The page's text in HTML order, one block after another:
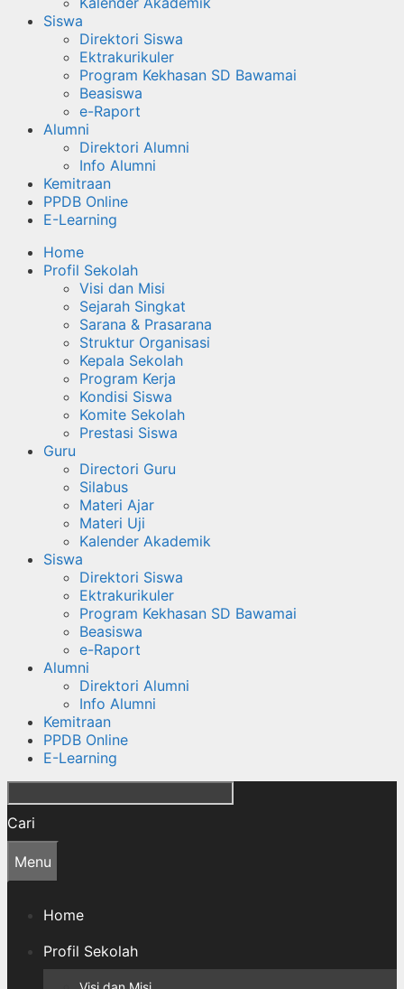
Siswa
Direktori Siswa
Ektrakurikuler
Program Kekhasan SD Bawamai
Beasiswa
e-Raport
Alumni
Direktori Alumni
Info Alumni
Kemitraan
PPDB Online
E-Learning
Home
Profil Sekolah
Visi dan Misi
Sejarah Singkat
Sarana & Prasarana
Struktur Organisasi
Kepala Sekolah
Program Kerja
Kondisi Siswa
Komite Sekolah
Prestasi Siswa
Guru
Directori Guru
Silabus
Materi Ajar
Materi Uji
Kalender Akademik
Siswa
Direktori Siswa
Ektrakurikuler
Program Kekhasan SD Bawamai
Beasiswa
e-Raport
Alumni
Direktori Alumni
Info Alumni
Kemitraan
PPDB Online
E-Learning
Cari
Menu
Home
Profil Sekolah